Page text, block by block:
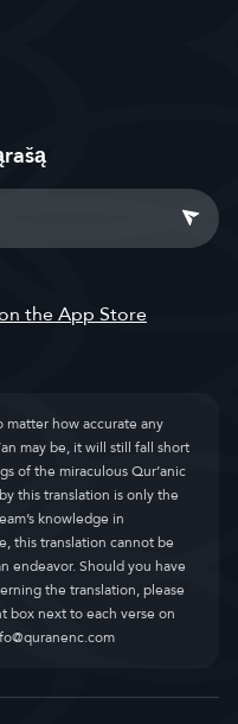
how accurate any
may be, it will still fall short
of the miraculous Qur’anic
this translation is only the
knowledge in
this translation cannot be
endeavor. Should you have
the translation, please
next to each verse on